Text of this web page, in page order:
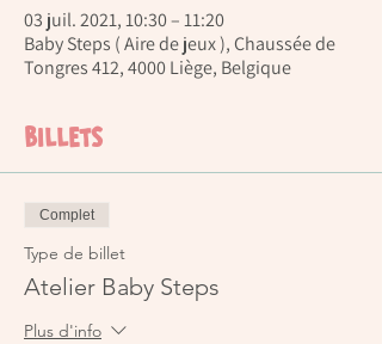
03 juil. 2021, 10:30 – 11:20
Baby Steps ( Aire de jeux ), Chaussée de
Tongres 412, 4000 Liège, Belgique
Billets
Complet
Type de billet
Atelier Baby Steps
Plus d'info